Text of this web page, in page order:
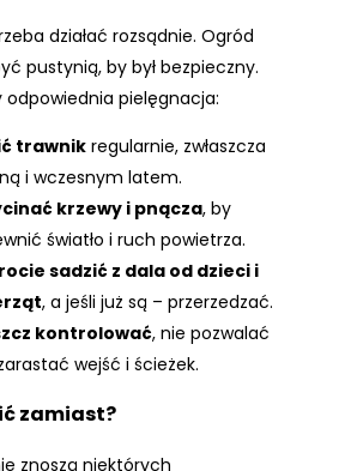
działać rozsądnie. Ogród
pustynią, by był bezpieczny.
odpowiednia pielęgnacja:
trawnikregularnie, zwłaszcza
i wczesnym latem.
krzewy i pnącza, by
światło i ruch powietrza.
sadzić z dala od dzieci i
, a jeśli już są – przerzedzać.
kontrolować, nie pozwalać
wejść i ścieżek.
zamiast?
znoszą niektórych